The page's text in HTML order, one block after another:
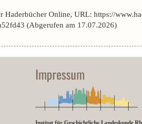
Online, URL: https://
(Abgerufen am 17.07.2026)
Impressum
Institut für Geschichtliche Landeskunde